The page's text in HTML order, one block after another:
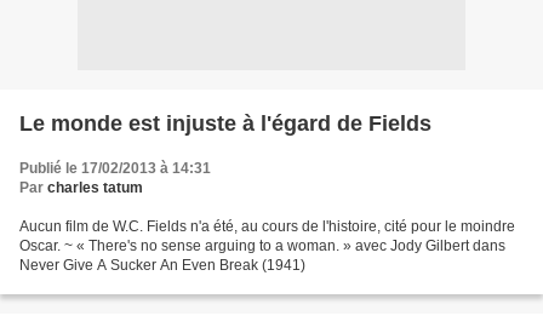
Le monde est injuste à l'égard de Fields
Publié le 17/02/2013 à 14:31
Par charles tatum
Aucun film de W.C. Fields n'a été, au cours de l'histoire, cité pour le moindre
Oscar. ~ « There's no sense arguing to a woman. » avec Jody Gilbert dans
Never Give A Sucker An Even Break (1941)